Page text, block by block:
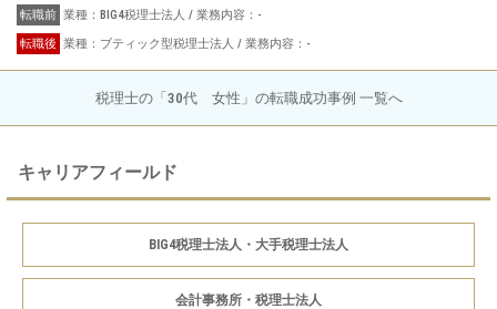
転職前 業種：BIG4税理士法人 / 業務内容：-
転職後 業種：ブティック型税理士法人 / 業務内容：-
税理士の「30代 女性」の転職成功事例 一覧へ
キャリアフィールド
BIG4税理士法人・大手税理士法人
会計事務所・税理士法人